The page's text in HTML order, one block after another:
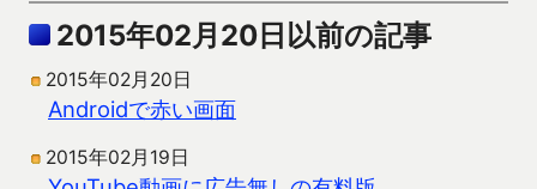
2015年02月20日以前の記事
2015年02月20日
Androidで赤い画面
2015年02月19日